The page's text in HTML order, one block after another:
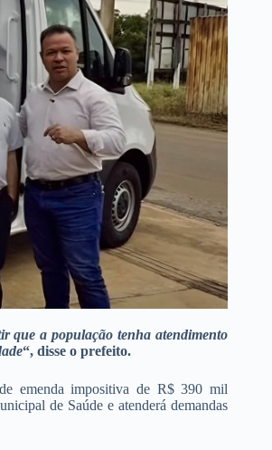
que a população tenha atendimento
“, disse o prefeito.
emenda impositiva de R$ 390 mil
de Saúde e atenderá demandas